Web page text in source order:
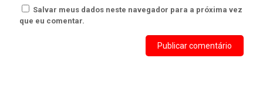
Salvar meus dados neste navegador para a próxima vez
que eu comentar.